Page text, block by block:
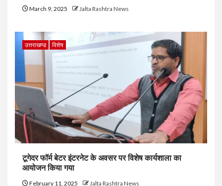
March 9, 2025 Jalta Rashtra News
उत्तराखण्ड विशेष
टूगेदर फॉर्म बेटर इंटरनेट के अवसर पर विशेष कार्यशाला का
आयोजन किया गया
February 11, 2025 Jalta Rashtra News